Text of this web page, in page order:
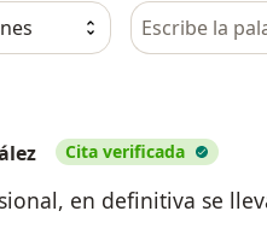
Busca en
Cita verificada
en definitiva se